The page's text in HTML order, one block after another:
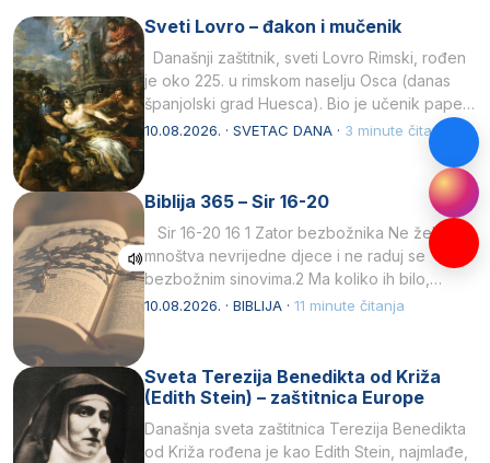
Sveti Lovro – đakon i mučenik
Današnji zaštitnik, sveti Lovro Rimski, rođen
je oko 225. u rimskom naselju Osca (danas
španjolski grad Huesca). Bio je učenik pape…
10.08.2026. · SVETAC DANA · 3 minute čitanja
Biblija 365 – Sir 16-20
Sir 16-20 16 1 Zator bezbožnika Ne želi
mnoštva nevrijedne djece i ne raduj se
bezbožnim sinovima.2 Ma koliko ih bilo,…
10.08.2026. · BIBLIJA · 11 minute čitanja
Sveta Terezija Benedikta od Križa
(Edith Stein) – zaštitnica Europe
Današnja sveta zaštitnica Terezija Benedikta
od Križa rođena je kao Edith Stein, najmlađe,